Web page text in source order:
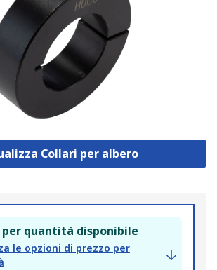
Collari per albero
per quantità disponibile
le opzioni di prezzo per